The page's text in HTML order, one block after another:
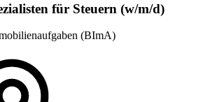
für Steuern (w/m/d)
(BImA)